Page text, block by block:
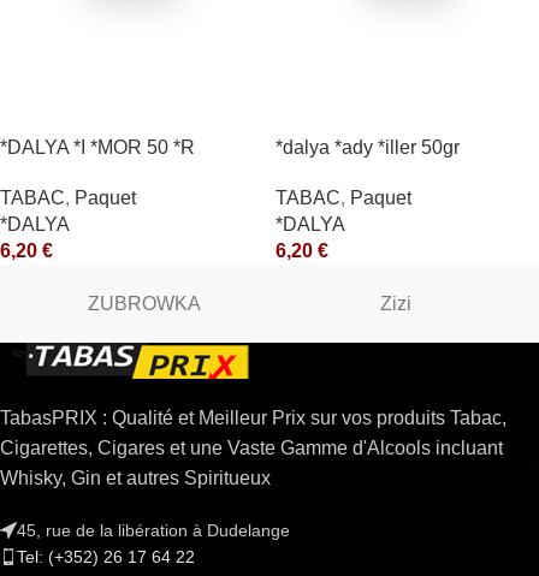
*DALYA *I *MOR 50 *R
TABAC, Paquet
*DALYA
6,20 €
*dalya *ady *iller 50gr
TABAC, Paquet
*DALYA
6,20 €
ZUBROWKA Zizi
TabasPRIX : Qualité et Meilleur Prix sur vos produits Tabac,
Cigarettes, Cigares et une Vaste Gamme d'Alcools incluant
Whisky, Gin et autres Spiritueux
45, rue de la libération à Dudelange
Tel: (+352) 26 17 64 22